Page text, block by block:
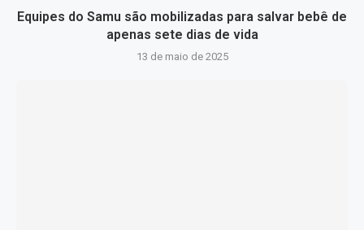
Equipes do Samu são mobilizadas para salvar bebê de
apenas sete dias de vida
13 de maio de 2025